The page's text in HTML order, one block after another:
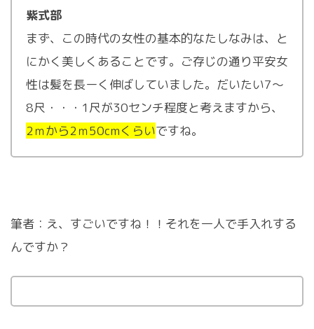
紫式部
まず、この時代の女性の基本的なたしなみは、と
にかく美しくあることです。ご存じの通り平安女
性は髪を長ーく伸ばしていました。だいたい7～
8尺・・・1尺が30センチ程度と考えますから、
2ｍから2ｍ50cmくらいですね。
筆者：え、すごいですね！！それを一人で手入れする
んですか？